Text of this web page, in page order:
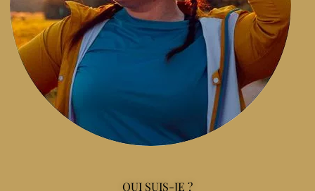
QUI SUIS-JE ?